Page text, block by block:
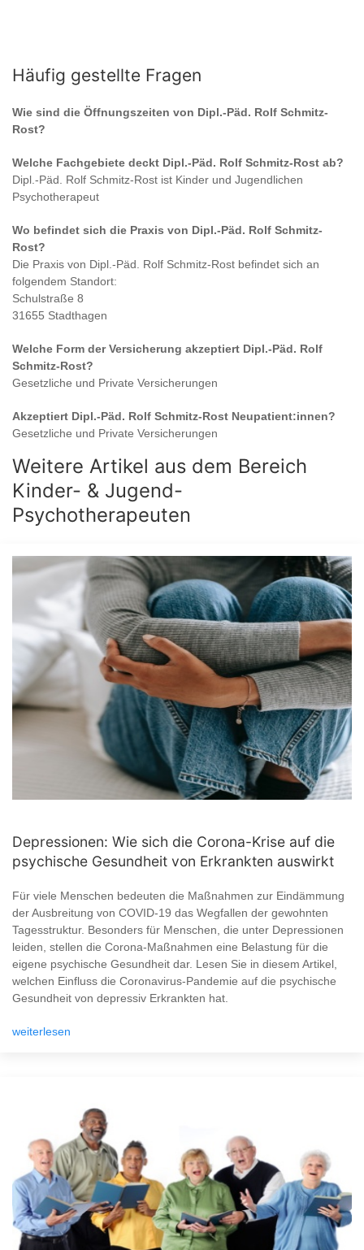
Häufig gestellte Fragen
Wie sind die Öffnungszeiten von Dipl.-Päd. Rolf Schmitz-
Rost?
Welche Fachgebiete deckt Dipl.-Päd. Rolf Schmitz-Rost ab?
Dipl.-Päd. Rolf Schmitz-Rost ist Kinder und Jugendlichen
Psychotherapeut
Wo befindet sich die Praxis von Dipl.-Päd. Rolf Schmitz-
Rost?
Die Praxis von Dipl.-Päd. Rolf Schmitz-Rost befindet sich an
folgendem Standort:
Schulstraße 8
31655 Stadthagen
Welche Form der Versicherung akzeptiert Dipl.-Päd. Rolf
Schmitz-Rost?
Gesetzliche und Private Versicherungen
Akzeptiert Dipl.-Päd. Rolf Schmitz-Rost Neupatient:innen?
Gesetzliche und Private Versicherungen
Weitere Artikel aus dem Bereich
Kinder- & Jugend-
Psychotherapeuten
Depressionen: Wie sich die Corona-Krise auf die
psychische Gesundheit von Erkrankten auswirkt
Für viele Menschen bedeuten die Maßnahmen zur Eindämmung
der Ausbreitung von COVID-19 das Wegfallen der gewohnten
Tagesstruktur. Besonders für Menschen, die unter Depressionen
leiden, stellen die Corona-Maßnahmen eine Belastung für die
eigene psychische Gesundheit dar. Lesen Sie in diesem Artikel,
welchen Einfluss die Coronavirus-Pandemie auf die psychische
Gesundheit von depressiv Erkrankten hat.
weiterlesen